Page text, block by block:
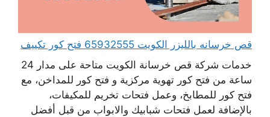
قص خرسانه بالليزر الكويت 65932555 فتح كور تكييف
خدمات شركة قص خرسانة الكويت متاحة على مدار 24
ساعة من فتح كور تهوية مركزية و فتح كور للمداخن، مع
فتح كور للمطابخ، وعمل فتحات تخريم للمكيفات،
بالإضافة لعمل فتحات شبابيك والابواب من قبل أفضل